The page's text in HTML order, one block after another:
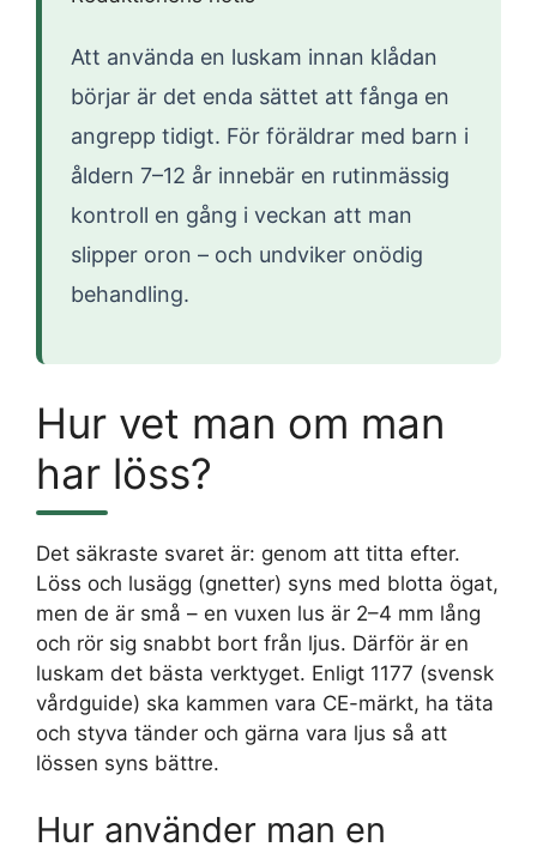
Att använda en luskam innan klådan
börjar är det enda sättet att fånga en
angrepp tidigt. För föräldrar med barn i
åldern 7–12 år innebär en rutinmässig
kontroll en gång i veckan att man
slipper oron – och undviker onödig
behandling.
Hur vet man om man
har löss?
Det säkraste svaret är: genom att titta efter.
Löss och lusägg (gnetter) syns med blotta ögat,
men de är små – en vuxen lus är 2–4 mm lång
och rör sig snabbt bort från ljus. Därför är en
luskam det bästa verktyget. Enligt 1177 (svensk
vårdguide) ska kammen vara CE-märkt, ha täta
och styva tänder och gärna vara ljus så att
lössen syns bättre.
Hur använder man en